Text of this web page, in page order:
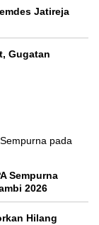
Jatireja
Gugatan
Sempurna
2026
Hilang